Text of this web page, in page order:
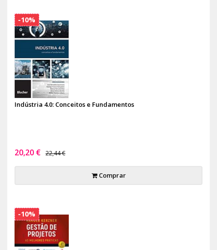
Indústria 4.0: Conceitos e Fundamentos
20,20 € 22,44 €
Comprar
-10%
-10%